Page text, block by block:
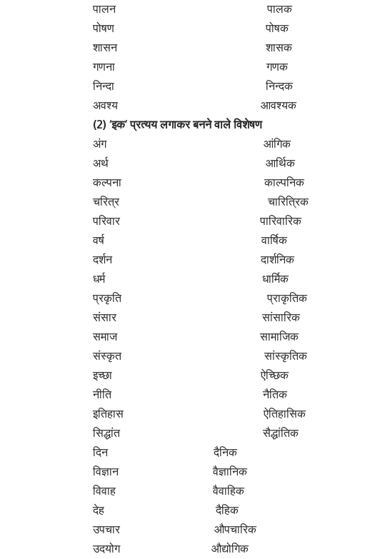
कृपा कृपालु
दया दयालु
श्रद्धा श्रद्धालु
(13) ‘
गुण गुणवती
पुत्र पुत्रवती
रूप रूपवती
बल बलवती
(14) ‘
कर्म कर्मनिष्ठ
कर्त्तव्य कर्त्तव्यनिष्ठ
धर्म धर्मनिष्ठ
सत्य सत्यनिष्ठ
(ख) सर्वनाम शब्दों से विशेषण निर्माण
आप आप जैसा
जो जैसा
मैं मुझसा, मेरा
तो तैसा (उस जैसा)
यह ऐसा
तुम तुम सा
वह वैसा
कौन कैसा
(ग) क्रिया शब्दों से विशेषण-निर्माण
पढ़ना पढ़ाकू
बनाना बनावटी
बिकना बिकाऊ
देखना दिखावटी
उड़ना उड़ाऊ
भूलना भुलक्कड़